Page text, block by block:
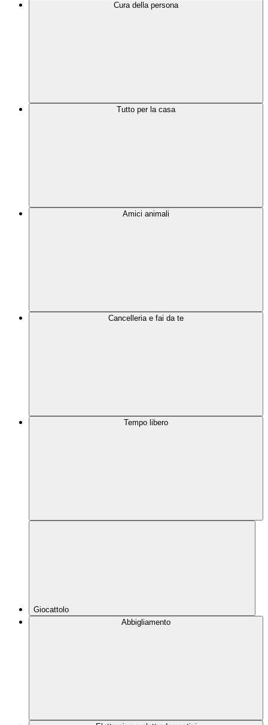
Cura della persona
Tutto per la casa
Amici animali
Cancelleria e fai da te
Tempo libero
Giocattolo
Abbigliamento